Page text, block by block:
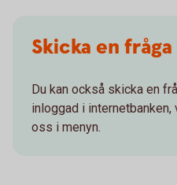
Skicka en
Du kan också skicka en
inloggad i
oss i menyn.